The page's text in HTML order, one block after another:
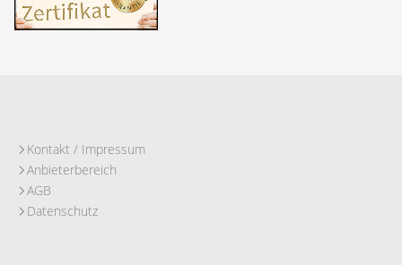
Kontakt / Impressum
Anbieterbereich
AGB
Datenschutz